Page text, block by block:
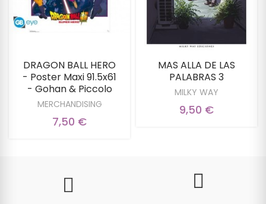
DRAGON BALL HERO
- Poster Maxi 91.5x61
- Gohan & Piccolo
MERCHANDISING
7,50 €
MAS ALLA DE LAS
PALABRAS 3
MILKY WAY
9,50 €